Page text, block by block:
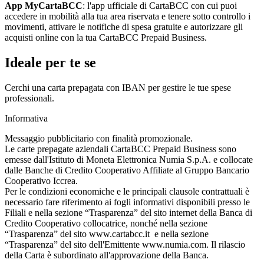
App MyCartaBCC: l'app ufficiale di CartaBCC con cui puoi
accedere in mobilità alla tua area riservata e tenere sotto controllo i
movimenti, attivare le notifiche di spesa gratuite e autorizzare gli
acquisti online con la tua CartaBCC Prepaid Business.
Ideale per te se
Cerchi una carta prepagata con IBAN per gestire le tue spese
professionali.
Informativa
Messaggio pubblicitario con finalità promozionale.
Le carte prepagate aziendali CartaBCC Prepaid Business sono
emesse dall'Istituto di Moneta Elettronica Numia S.p.A. e collocate
dalle Banche di Credito Cooperativo Affiliate al Gruppo Bancario
Cooperativo Iccrea.
Per le condizioni economiche e le principali clausole contrattuali è
necessario fare riferimento ai fogli informativi disponibili presso le
Filiali e nella sezione “Trasparenza” del sito internet della Banca di
Credito Cooperativo collocatrice, nonché nella sezione
“Trasparenza” del sito www.cartabcc.it e nella sezione
“Trasparenza” del sito dell'Emittente www.numia.com. Il rilascio
della Carta è subordinato all'approvazione della Banca.